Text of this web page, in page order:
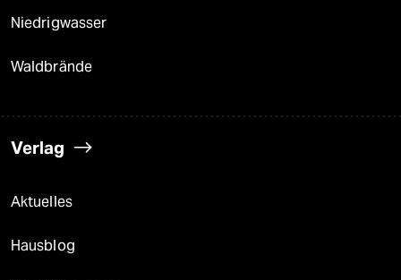
Niedrigwasser
Waldbrände
Verlag
Aktuelles
Hausblog